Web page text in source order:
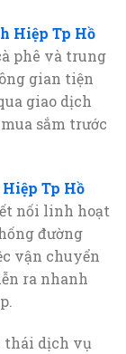
Hiệp Tp Hồ
phê và trung
gian tiện
giao dịch
sắm trước
Tp Hồ
nối linh hoạt
đường
vận chuyển
ra nhanh
thái dịch vụ